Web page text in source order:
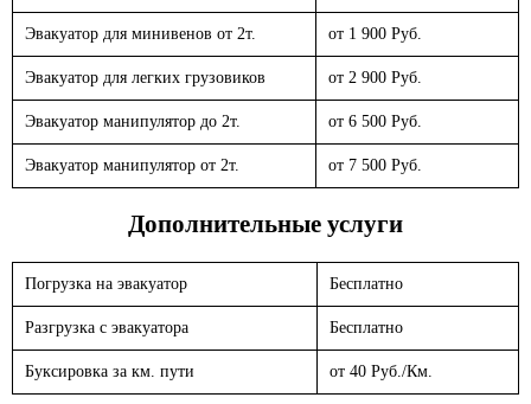
Эвакуатор для минивенов от 2т. от 1 900 Руб.
Эвакуатор для легких грузовиков от 2 900 Руб.
Эвакуатор манипулятор до 2т. от 6 500 Руб.
Эвакуатор манипулятор от 2т. от 7 500 Руб.
Дополнительные услуги
Погрузка на эвакуатор Бесплатно
Разгрузка с эвакуатора Бесплатно
Буксировка за км. пути от 40 Руб./Км.